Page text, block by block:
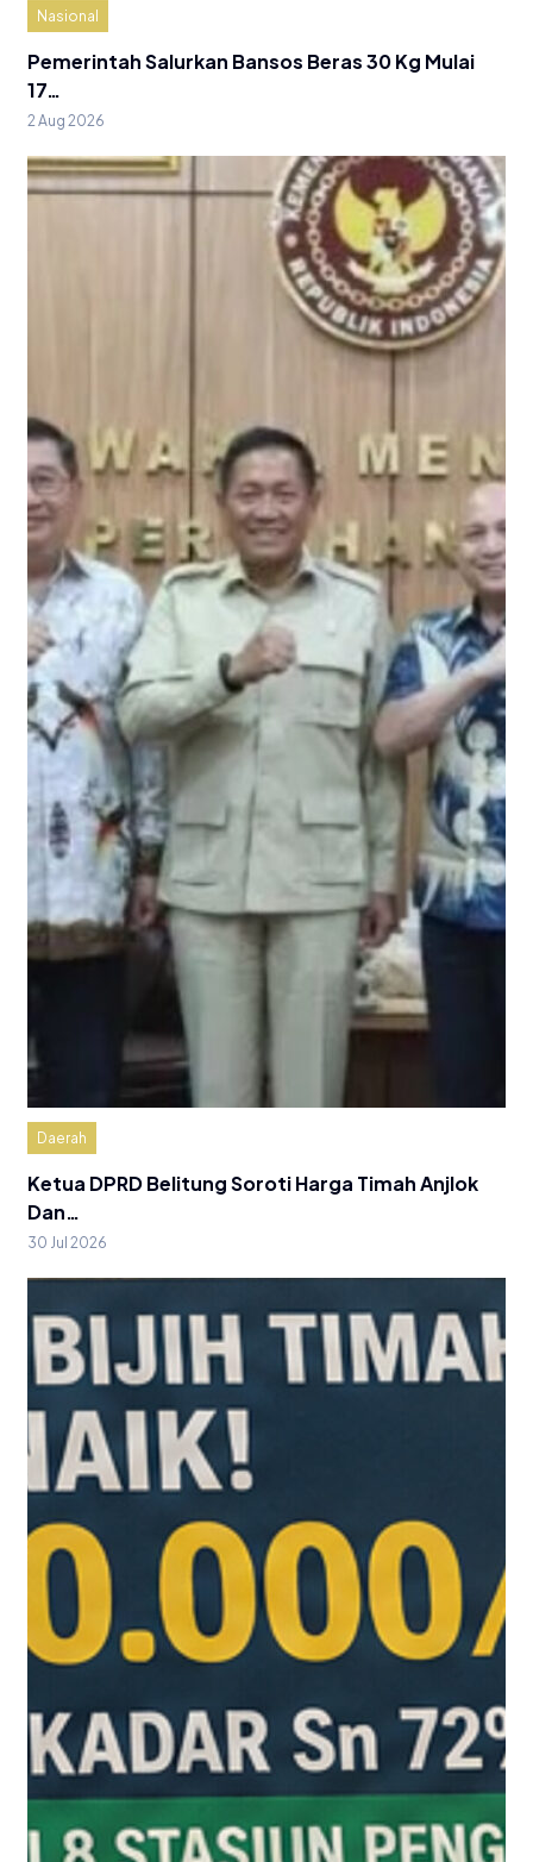
Nasional
Pemerintah Salurkan Bansos Beras 30 Kg Mulai
17…
2 Aug 2026
Daerah
Ketua DPRD Belitung Soroti Harga Timah Anjlok
Dan…
30 Jul 2026